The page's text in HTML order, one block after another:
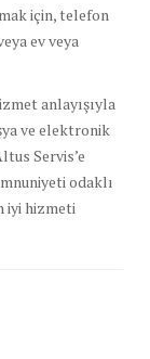
için, telefon
ev veya
anlayışıyla
ve elektronik
Servis’e
odaklı
iyi hizmeti